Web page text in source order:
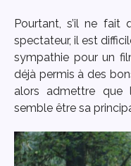
Pourtant, s’il ne fait
spectateur, il est
sympathie pour un
déjà permis à des
alors admettre que
semble être sa